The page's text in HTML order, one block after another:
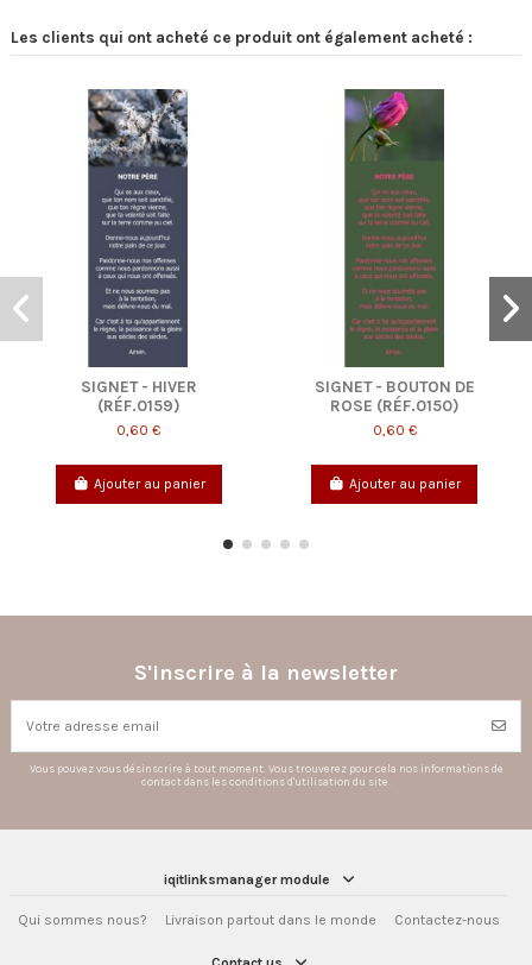
Les clients qui ont acheté ce produit ont également acheté :
SIGNET - BOUTON DE
ROSE (RÉF.0150)
Ajouter au panier
SIGNET -
COUCHANT EN
Ajouter au
S'inscrire à la newsletter
Vous pouvez vous désinscrire à tout moment. Vous trouverez pour cela nos informations de
contact dans les conditions d'utilisation du site.
iqitlinksmanager module
Qui sommes nous? Livraison partout dans le monde Contactez-nous